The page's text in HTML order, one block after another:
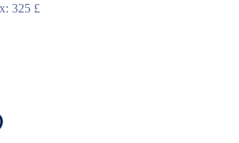
325 £